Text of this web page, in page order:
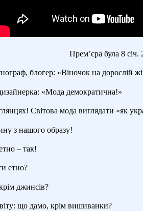
Прем’єра була 8 січ.
блогер: «Віночок на дорослій
«Мода демократична!»
Світова мода виглядати «як
з нашого образу!
– так!
етно?
джинсів?
що дамо, крім вишиванки?